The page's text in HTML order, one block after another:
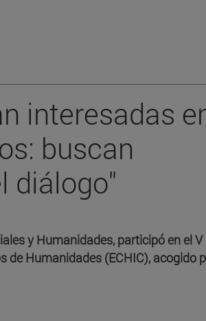
interesadas
buscan
diálogo"
y Humanidades, participó en el V
de Humanidades (ECHIC), acogido